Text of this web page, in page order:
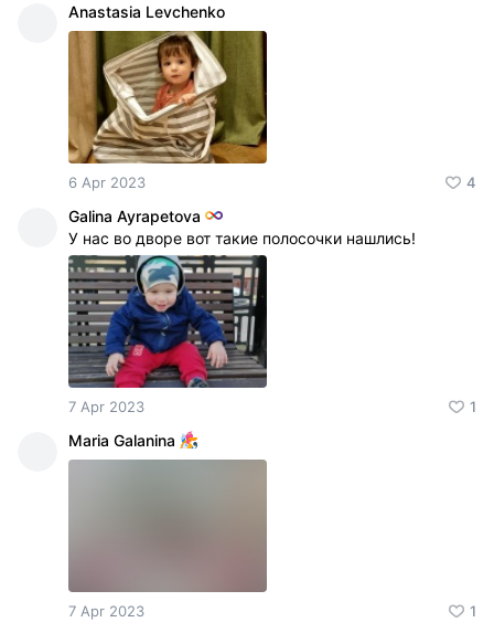
Anastasia Levchenko
6 Apr 2023 4
Galina Ayrapetova
У нас во дворе вот такие полосочки нашлись!
7 Apr 2023 1
Maria Galanina
7 Apr 2023 1